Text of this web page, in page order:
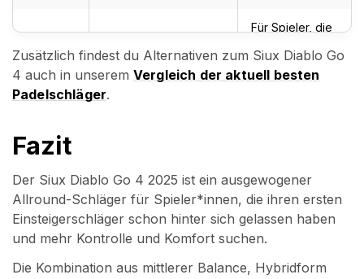
Siux
2025
Hybrid/Teardrop‑Form
mit head‑heavy
Balance; 3K
sandiges Finish für
Spin
Für Spieler, die
Racket mit mehr
Schlagkraft
als nächster
Schritt nach dem
Diablo Go 4
Zusätzlich findest du Alternativen zum Siux Diablo Go
4 auch in unserem Vergleich der aktuell besten
Padelschläger.
Fazit
Der Siux Diablo Go 4 2025 ist ein ausgewogener
Allround-Schläger für Spieler*innen, die ihren ersten
Einsteigerschläger schon hinter sich gelassen haben
und mehr Kontrolle und Komfort suchen.
Die Kombination aus mittlerer Balance, Hybridform